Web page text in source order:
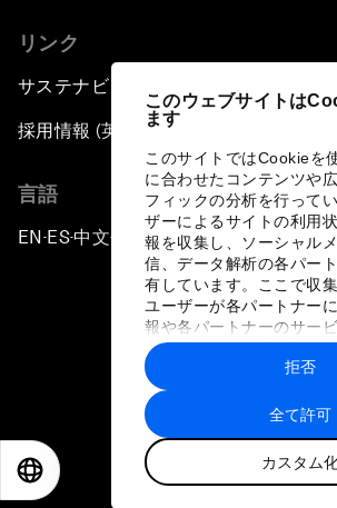
このウェブサイトは
ます
このサイトではCookieを
に合わせたコンテンツや
フィックの分析を行って
ザーによるサイトの利用
報を収集し、ソーシャル
信、データ解析の各パー
有しています。ここで収
ユーザーが各パートナー
報や各パートナーのサー
に収集された情報と組み
トナーによって使用される
す。
全て許可
カスタム
拒否
リンク
サステナビリティへの取り組み
採用情報 (英語のみ)
言語
EN ▪ES▪中文▪ 日本語
プライバシーポリシーと利
サイトマップ
©
世界経済フォー